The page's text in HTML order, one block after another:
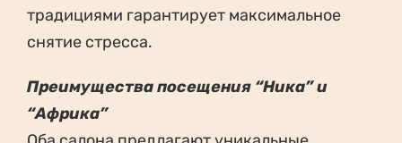
традициями гарантирует максимальное
снятие стресса.
Преимущества посещения “Ника” и
“Африка”